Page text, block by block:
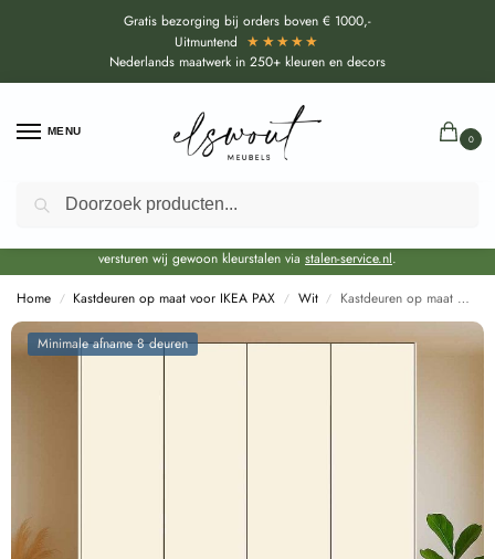
Gratis bezorging bij orders boven € 1000,-
Uitmuntend ★★★★★
Nederlands maatwerk in 250+ kleuren en decors
MENU
0
Door de bouwvakperiode geldt voor alle collecties momenteel een EXTRA
levertijd van circa 3-4 weken bovenop de reguliere levertijd.
versturen wij gewoon kleurstalen via stalen-service.nl.
Home / Kastdeuren op maat voor IKEA PAX / Wit / Kastdeuren op maat DECObasic Wit voor IKEA PAX (DecoLegno B003)
Minimale afname 8 deuren